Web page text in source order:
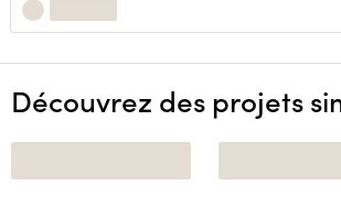
Découvrez des projets